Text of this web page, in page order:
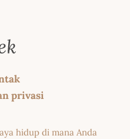
privasi
hidup di mana Anda